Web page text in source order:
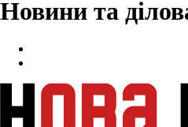
Новини та